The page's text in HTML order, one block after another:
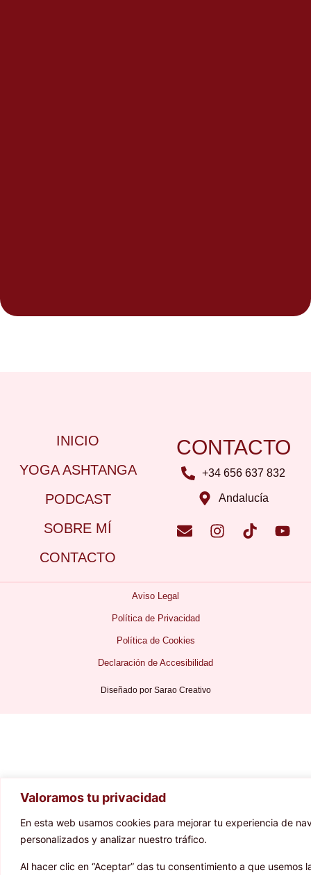
Valoramos tu privacidad
En esta web usamos cookies para mejorar tu experiencia de
personalizados y analizar nuestro tráfico.
Al hacer clic en “Aceptar” das tu consentimiento a que usemos
INICIO
YOGA ASHTANGA
PODCAST
SOBRE MÍ
CONTACTO
CONTACTO
+34 656 637 832
Andalucía
Diseñado por Sarao Creativo
Aviso Legal
Política de Privacidad
Política de Cookies
Declaración de Accesibilidad